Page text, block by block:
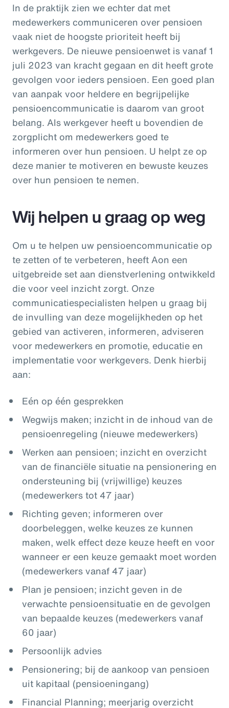
In de praktijk zien we echter dat met
medewerkers communiceren over pensioen
vaak niet de hoogste prioriteit heeft bij
werkgevers. De nieuwe pensioenwet is vanaf 1
juli 2023 van kracht gegaan en dit heeft grote
gevolgen voor ieders pensioen. Een goed plan
van aanpak voor heldere en begrijpelijke
pensioencommunicatie is daarom van groot
belang. Als werkgever heeft u bovendien de
zorgplicht om medewerkers goed te
informeren over hun pensioen. U helpt ze op
deze manier te motiveren en bewuste keuzes
over hun pensioen te nemen.
Wij helpen u graag op weg
Om u te helpen uw pensioencommunicatie op
te zetten of te verbeteren, heeft Aon een
uitgebreide set aan dienstverlening ontwikkeld
die voor veel inzicht zorgt. Onze
communicatiespecialisten helpen u graag bij
de invulling van deze mogelijkheden op het
gebied van activeren, informeren, adviseren
voor medewerkers en promotie, educatie en
implementatie voor werkgevers. Denk hierbij
aan:
Eén op één gesprekken
Wegwijs maken; inzicht in de inhoud van de
pensioenregeling (nieuwe medewerkers)
Werken aan pensioen; inzicht en overzicht
van de financiële situatie na pensionering en
ondersteuning bij (vrijwillige) keuzes
(medewerkers tot 47 jaar)
Richting geven; informeren over
doorbeleggen, welke keuzes ze kunnen
maken, welk effect deze keuze heeft en voor
wanneer er een keuze gemaakt moet worden
(medewerkers vanaf 47 jaar)
Plan je pensioen; inzicht geven in de
verwachte pensioensituatie en de gevolgen
van bepaalde keuzes (medewerkers vanaf
60 jaar)
Persoonlijk advies
Pensionering; bij de aankoop van pensioen
uit kapitaal (pensioeningang)
Financial Planning; meerjarig overzicht